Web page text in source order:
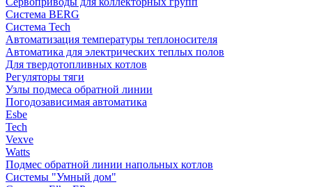
Система BERG
Система Tech
Автоматизация температуры теплоносителя
Автоматика для электрических теплых полов
Для твердотопливных котлов
Регуляторы тяги
Узлы подмеса обратной линии
Погодозависимая автоматика
Esbe
Tech
Vexve
Watts
Подмес обратной линии напольных котлов
Системы "Умный дом"